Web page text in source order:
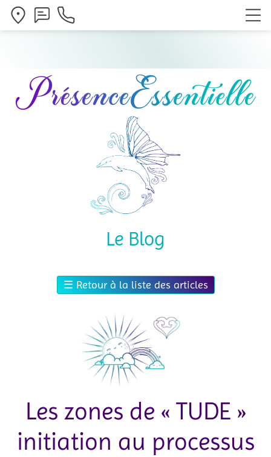
Le Blog
☰ Retour à la liste des articles
Les zones de « TUDE »
initiation au processus